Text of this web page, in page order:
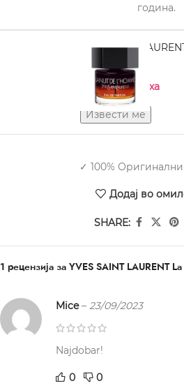
година.
YVES SAINT
Нема на залиха
✓ 100%
Додај во
SHARE:
1 рецензија за YVES SAINT LAURENT
Mice– 23/09/2023
Najdobar!
0 0